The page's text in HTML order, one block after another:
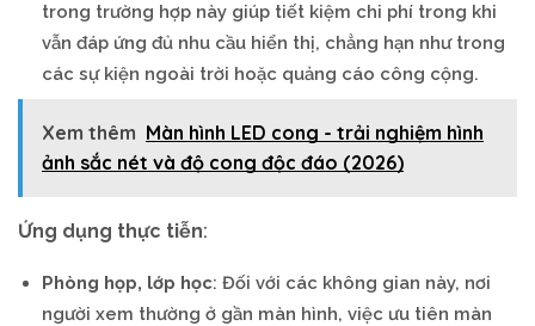
trong trường hợp này giúp tiết kiệm chi phí trong khi
vẫn đáp ứng đủ nhu cầu hiển thị, chẳng hạn như trong
các sự kiện ngoài trời hoặc quảng cáo công cộng.
Xem thêm Màn hình LED cong - trải nghiệm hình
ảnh sắc nét và độ cong độc đáo (2026)
Ứng dụng thực tiễn:
Phòng họp, lớp học: Đối với các không gian này, nơi
người xem thường ở gần màn hình, việc ưu tiên màn